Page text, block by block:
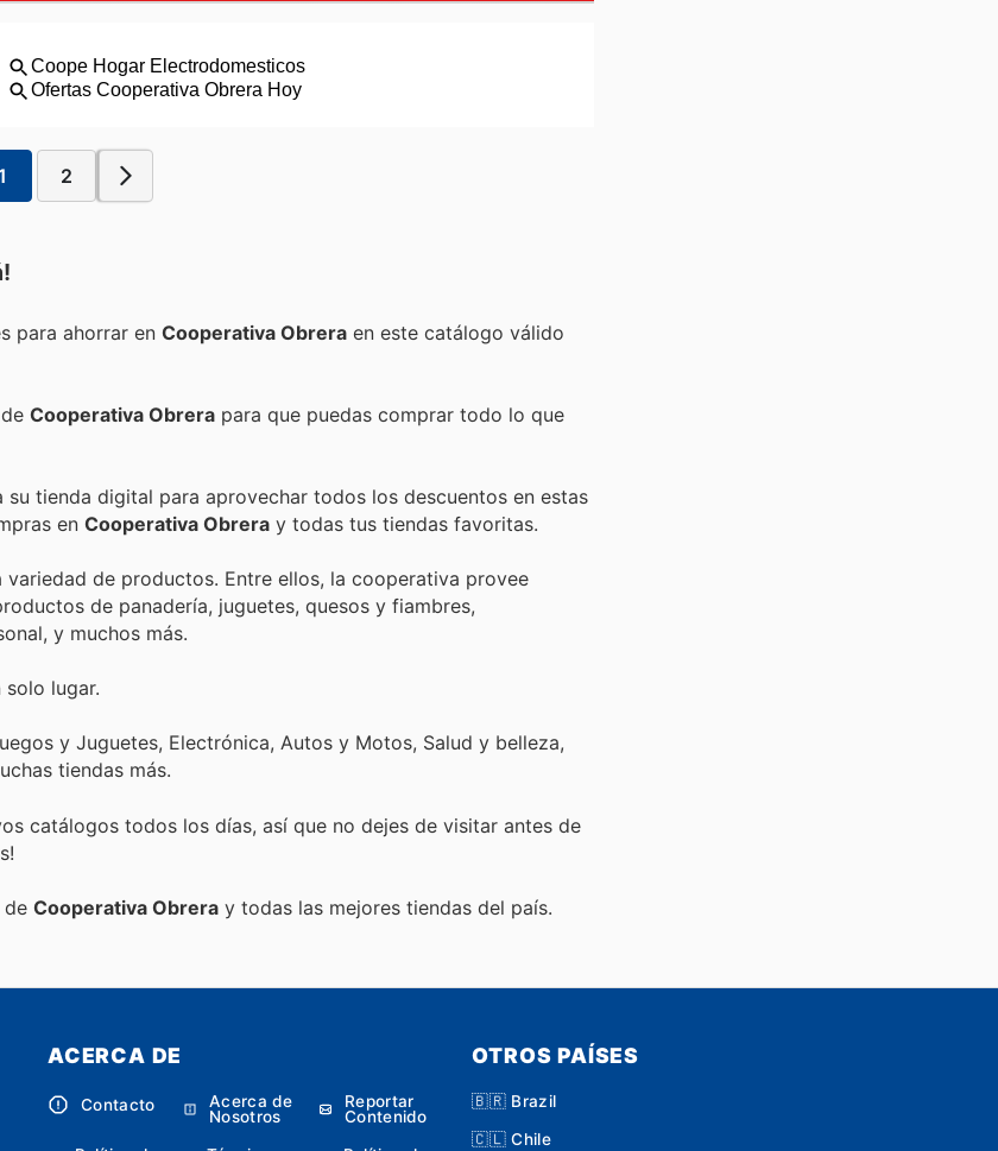
2
Encuentra las mejores promociones, descuentos y oportunidades para ahorrar en Cooperativa Obrera en este catálogo válido
Cooperativa Obrera para que puedas comprar todo lo que
tienda digital para aprovechar todos los descuentos en estas
en Cooperativa Obrera y todas tus tiendas favoritas.
variedad de productos. Entre ellos, la cooperativa provee
de panadería, juguetes, quesos y fiambres,
y muchos más.
lugar.
y Juguetes, Electrónica, Autos y Motos, Salud y belleza,
tiendas más.
catálogos todos los días, así que no dejes de visitar antes de
de Cooperativa Obrera y todas las mejores tiendas del país.
ACERCA DE
Contacto
Acerca de
Nosotros
Reportar
Contenido
OTROS PAÍSES
🇧🇷 Brazil
🇨🇱 Chile